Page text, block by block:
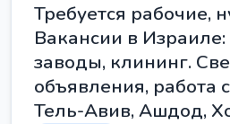
Требуется рабочие,
Вакансии в Израиле:
заводы, клининг.
объявления, работа
Тель-Авив, Ашдод,